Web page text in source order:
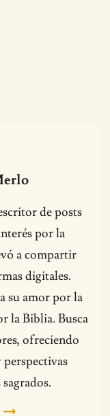
de posts
por la
a compartir
digitales.
su amor por la
la Biblia. Busca
ofreciendo